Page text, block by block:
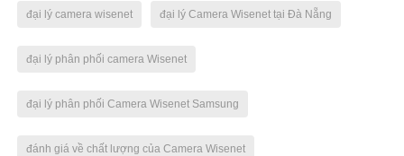
đại lý camera wisenet đại lý Camera Wisenet tại Đà Nẵng
đại lý phân phối camera Wisenet
đại lý phân phối Camera Wisenet Samsung
đánh giá về chất lượng của Camera Wisenet